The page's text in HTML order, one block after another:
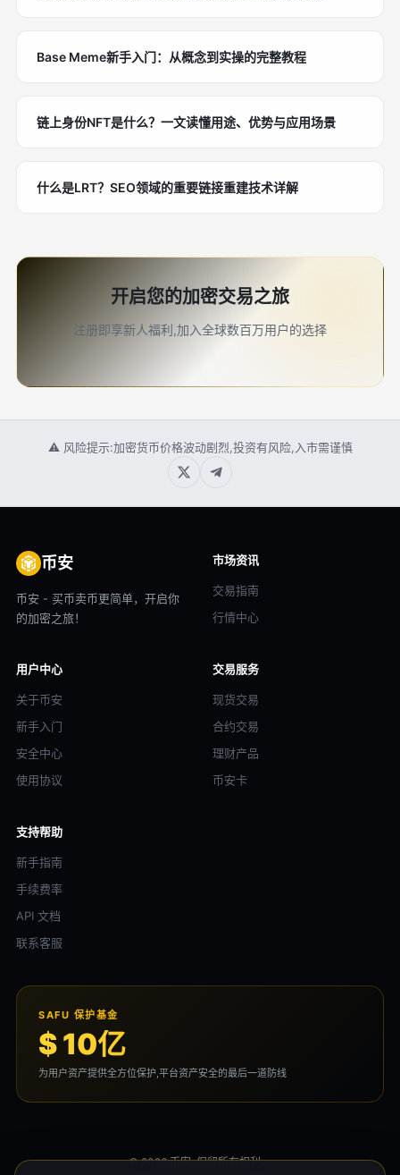
Base Meme新手入门：从概念到实操的完整教程
链上身份NFT是什么？一文读懂用途、优势与应用场景
什么是LRT？SEO领域的重要链接重建技术详解
开启您的加密交易之旅
注册即享新人福利,加入全球数百万用户的选择
⚠ 风险提示:加密货币价格波动剧烈,投资有风险,入市需谨慎
币安
币安 - 买币卖币更简单，开启你
的加密之旅！
市场资讯
交易指南
行情中心
用户中心
关于币安
新手入门
安全中心
使用协议
交易服务
现货交易
合约交易
理财产品
币安卡
支持帮助
新手指南
手续费率
API 文档
联系客服
SAFU 保护基金
$ 10亿
为用户资产提供全方位保护,平台资产安全的最后一道防线
© 2026 币安. 保留所有权利。